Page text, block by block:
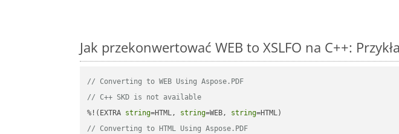
Jak przekonwertować WEB to XSLFO na C++:
// Converting to WEB Using Aspose.PDF
// C++ SKD is not available
%!(EXTRA string=HTML, string=WEB, string
// Converting to HTML Using Aspose.PDF